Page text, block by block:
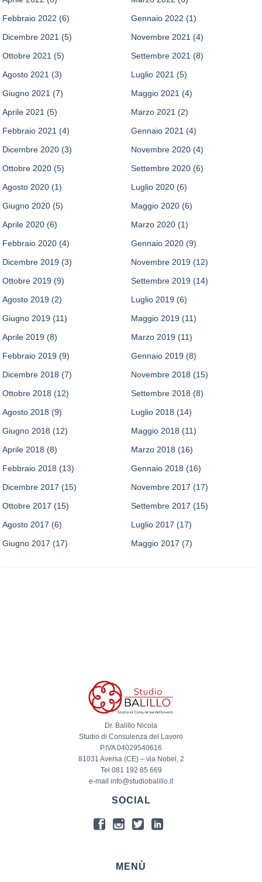
Febbraio 2022 (6) Gennaio 2022 (1)
Dicembre 2021 (5) Novembre 2021 (4)
Ottobre 2021 (5) Settembre 2021 (8)
Agosto 2021 (3) Luglio 2021 (5)
Giugno 2021 (7) Maggio 2021 (4)
Aprile 2021 (5) Marzo 2021 (2)
Febbraio 2021 (4) Gennaio 2021 (4)
Dicembre 2020 (3) Novembre 2020 (4)
Ottobre 2020 (5) Settembre 2020 (6)
Agosto 2020 (1) Luglio 2020 (6)
Giugno 2020 (5) Maggio 2020 (6)
Aprile 2020 (6) Marzo 2020 (1)
Febbraio 2020 (4) Gennaio 2020 (9)
Dicembre 2019 (3) Novembre 2019 (12)
Ottobre 2019 (9) Settembre 2019 (14)
Agosto 2019 (2) Luglio 2019 (6)
Giugno 2019 (11) Maggio 2019 (11)
Aprile 2019 (8) Marzo 2019 (11)
Febbraio 2019 (9) Gennaio 2019 (8)
Dicembre 2018 (7) Novembre 2018 (15)
Ottobre 2018 (12) Settembre 2018 (8)
Agosto 2018 (9) Luglio 2018 (14)
Giugno 2018 (12) Maggio 2018 (11)
Aprile 2018 (8) Marzo 2018 (16)
Febbraio 2018 (13) Gennaio 2018 (16)
Dicembre 2017 (15) Novembre 2017 (17)
Ottobre 2017 (15) Settembre 2017 (15)
Agosto 2017 (6) Luglio 2017 (17)
Giugno 2017 (17) Maggio 2017 (7)
Dr. Balillo Nicola
Studio di Consulenza del Lavoro
P.IVA 04029540616
81031 Aversa (CE) – via Nobel, 2
Tel 081 192 85 669
e-mail info@studiobalillo.it
SOCIAL
MENÙ